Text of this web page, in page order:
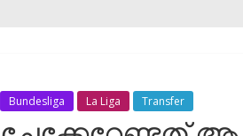
Bundesliga La Liga Transfer